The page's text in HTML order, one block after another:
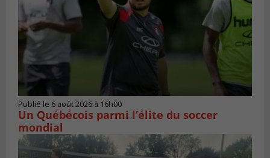
Publié le 6 août 2026 à 16h00
Un Québécois parmi l’élite du soccer
mondial